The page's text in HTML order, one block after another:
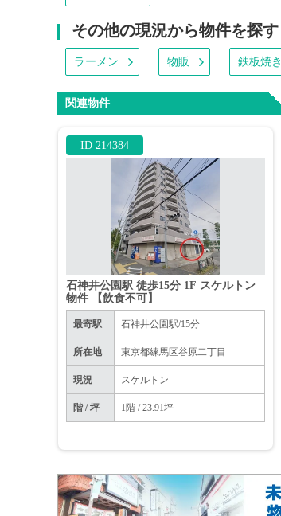
その他の現況から物件を探す
ラーメン 物販 鉄板焼き
関連物件
ID 214384
石神井公園駅 徒歩15分 1F スケルトン
物件 【飲食不可】
最寄駅 石神井公園駅/15分
所在地 東京都練馬区谷原二丁目
現況 スケルトン
階 / 坪 1階 / 23.91坪